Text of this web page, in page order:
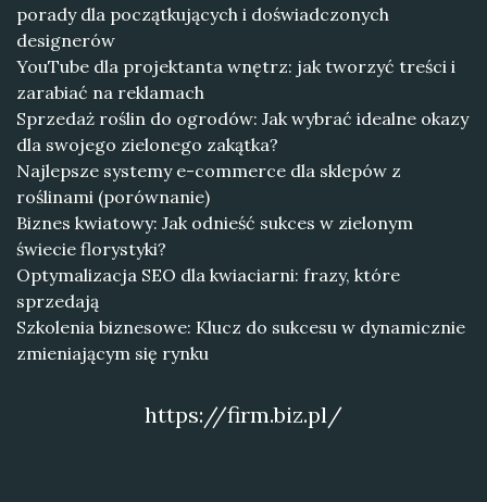
porady dla początkujących i doświadczonych
designerów
YouTube dla projektanta wnętrz: jak tworzyć treści i
zarabiać na reklamach
Sprzedaż roślin do ogrodów: Jak wybrać idealne okazy
dla swojego zielonego zakątka?
Najlepsze systemy e-commerce dla sklepów z
roślinami (porównanie)
Biznes kwiatowy: Jak odnieść sukces w zielonym
świecie florystyki?
Optymalizacja SEO dla kwiaciarni: frazy, które
sprzedają
Szkolenia biznesowe: Klucz do sukcesu w dynamicznie
zmieniającym się rynku
https://firm.biz.pl/